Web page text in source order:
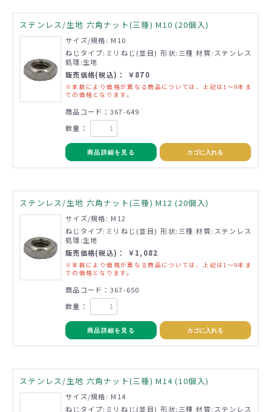
ステンレス/生地 六角ナット(三種) M10 (20個入)
サイズ/規格: M10
ねじタイプ:ミリねじ(並目) 形状:三種 材質:ステンレス
処理:生地
販売価格(税込)： ￥870
※本数により価格が異なる商品については、上記は1～9本ま
での価格となります。
商品コード：367-649
数量：
商品詳細を見る カゴに入れる
ステンレス/生地 六角ナット(三種) M12 (20個入)
サイズ/規格: M12
ねじタイプ:ミリねじ(並目) 形状:三種 材質:ステンレス
処理:生地
販売価格(税込)： ￥1,082
※本数により価格が異なる商品については、上記は1～9本ま
での価格となります。
商品コード：367-650
数量：
商品詳細を見る カゴに入れる
ステンレス/生地 六角ナット(三種) M14 (10個入)
サイズ/規格: M14
ねじタイプ:ミリねじ(並目) 形状:三種 材質:ステンレス